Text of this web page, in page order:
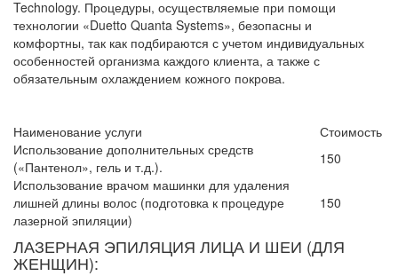
Technology. Процедуры, осуществляемые при помощи
технологии «Duetto Quanta Systems», безопасны и
комфортны, так как подбираются с учетом индивидуальных
особенностей организма каждого клиента, а также с
обязательным охлаждением кожного покрова.
Наименование услуги
Стоимость
Использование дополнительных средств
(«Пантенол», гель и т.д.).
150
Использование врачом машинки для удаления
лишней длины волос (подготовка к процедуре
лазерной эпиляции)
150
ЛАЗЕРНАЯ ЭПИЛЯЦИЯ ЛИЦА И ШЕИ (ДЛЯ
ЖЕНЩИН):